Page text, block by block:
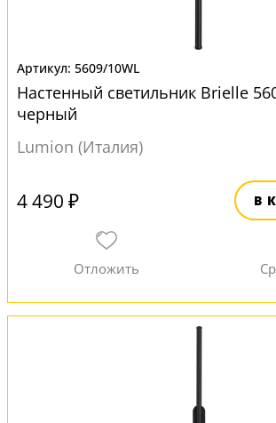
5609/10WL
Настенный светильник Brielle
черный
Lumion (Италия)
4 490 ₽ В